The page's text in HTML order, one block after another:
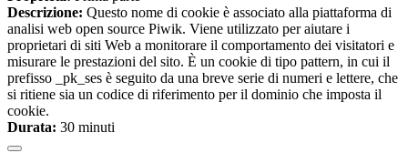
Descrizione: Questo nome di cookie è associato alla piattaforma di
analisi web open source Piwik. Viene utilizzato per aiutare i
proprietari di siti Web a monitorare il comportamento dei visitatori e
misurare le prestazioni del sito. È un cookie di tipo pattern, in cui il
prefisso _pk_ses è seguito da una breve serie di numeri e lettere, che
si ritiene sia un codice di riferimento per il dominio che imposta il
cookie.
Durata: 30 minuti